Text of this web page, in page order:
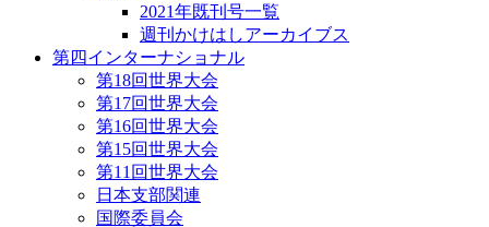
2021年既刊号一覧
週刊かけはしアーカイブス
第四インターナショナル
第18回世界大会
第17回世界大会
第16回世界大会
第15回世界大会
第11回世界大会
日本支部関連
国際委員会